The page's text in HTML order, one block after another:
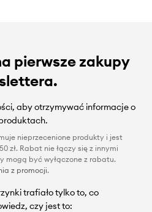
pierwsze zakupy
aby otrzymywać informacje o
nieprzecenione produkty i jest
zł. Rabat nie łączy się z innymi
mogą być wyłączone z rabatu.
z promocji.
trafiało tylko to, co
czy jest to: